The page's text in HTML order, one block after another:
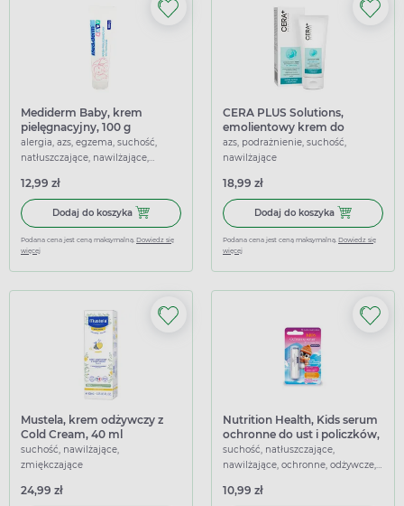
Mediderm Baby, krem
pielęgnacyjny, 100 g
alergia, azs, egzema, suchość,
natłuszczające, nawilżające,
12,99 zł
Dodaj do koszyka Dodaj do koszyka Mediderm Baby, krem pielęgnacyjny,
Podana cena jest ceną maksymalną. Dowiedz się
więcej
CERA PLUS Solutions,
emolientowy krem do
twarzy i ciała od 1. dnia życia,
100 ml
azs, podrażnienie, suchość,
nawilżające
18,99 zł
Dodaj do koszyka Dodaj do
Podana cena jest ceną maksymalną. Dowiedz się
więcej
Mustela, krem odżywczy z
Cold Cream, 40 ml
suchość, nawilżające,
zmiękczające
24,99 zł
Nutrition Health, Kids serum
ochronne do ust i policzków,
4,4 g
suchość, natłuszczające,
nawilżające, ochronne, odżywcze,
10,99 zł